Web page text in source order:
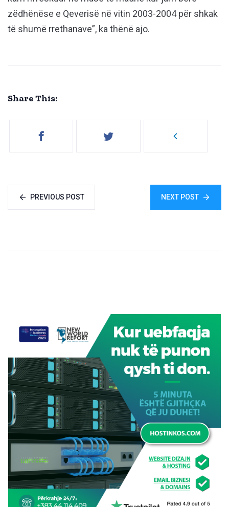
zëdhënëse e Qeverisë në vitin 2003-2004 për shkak
të shumë rrethanave”, ka thënë ajo.
Share This:
PREVIOUS POST NEXT POST